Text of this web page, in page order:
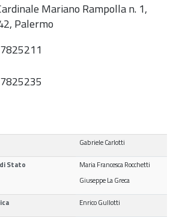
Mariano Rampolla n. 1,
Palermo
Gabriele Carlotti
Stato
Maria Francesca Rocchetti
Giuseppe La Greca
Enrico Gullotti